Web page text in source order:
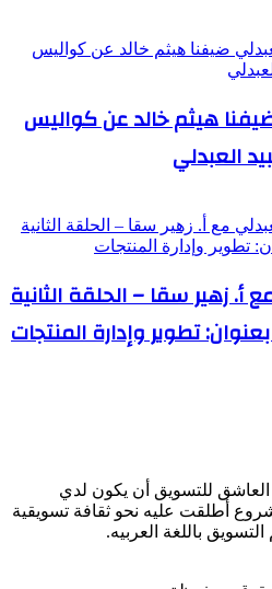
هيثم خالد عن كواليس
العبدلي
زهير سقا – الحلقة الثانية
تطوير وإدارة المنتجات
للتسويق أن يكون لدي
أطلقت عليه نحو ثقافة تسويقية
باللغة العربيه.